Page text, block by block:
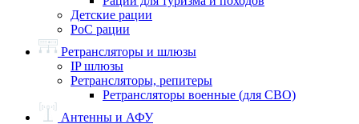
Детские рации
PoC рации
Ретрансляторы и шлюзы
IP шлюзы
Ретрансляторы, репитеры
Ретрансляторы военные (для СВО)
Антенны и АФУ